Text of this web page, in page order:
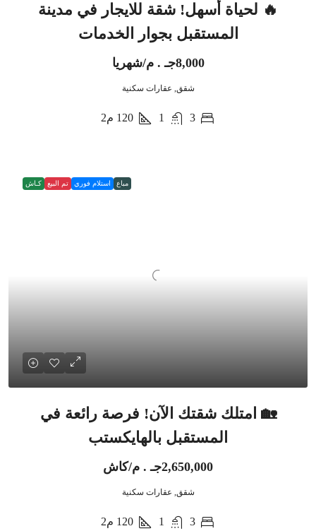
🔥 لحياة أسهل! شقة للايجار في مدينة
المستقبل بجوار الخدمات
8,000جـ . م/شهريا
شقق, عقارات سكنية
3
1
120 م2
مباع استلام فوري تم البيع كـاش
🏡 امتلك شقتك الآن! فرصة رائعة في
المستقبل بالهايكستب
2,650,000جـ . م/كاش
شقق, عقارات سكنية
3
1
120 م2